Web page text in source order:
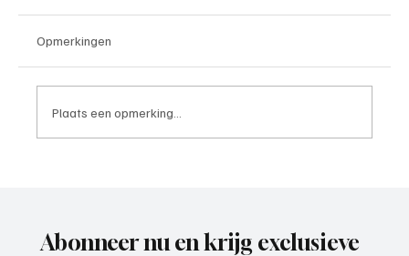
Opmerkingen
Plaats een opmerking...
Abonneer nu en krijg exclusieve